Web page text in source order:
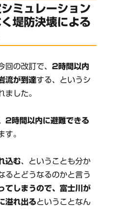
ミュレーション
堤防決壊による
回の改訂で、2時間以内
流が到達する、というシ
ました。
2時間以内に避難できる
す。
込む、ということも分か
るとどうなるのかと言う
てしまうので、富士川が
溢れ出るということなん